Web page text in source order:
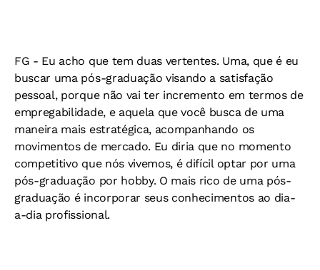
FG - Eu acho que tem duas vertentes. Uma, que é eu
buscar uma pós-graduação visando a satisfação
pessoal, porque não vai ter incremento em termos de
empregabilidade, e aquela que você busca de uma
maneira mais estratégica, acompanhando os
movimentos de mercado. Eu diria que no momento
competitivo que nós vivemos, é difícil optar por uma
pós-graduação por hobby. O mais rico de uma pós-
graduação é incorporar seus conhecimentos ao dia-
a-dia profissional.